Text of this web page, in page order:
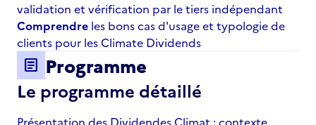
validation et vérification par le tiers indépendant
Comprendre les bons cas d'usage et typologie de
clients pour les Climate Dividends
article Programme
Le programme détaillé
Présentation des Dividendes Climat : contexte,